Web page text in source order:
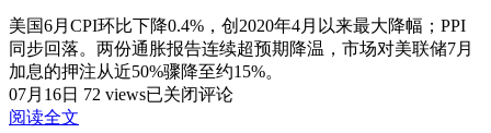
AI+40%
投
非
AI
美国6月CPI环比下降0.4%，创2020年4月以来最大降幅；PPI
同步回落。两份通胀报告连续超预期降温，市场对美联储7月
加息的押注从近50%骤降至约15%。
07月16日 72 views美
已关闭评论
阅读全文